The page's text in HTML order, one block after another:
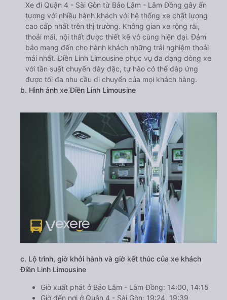
Xe đi Quận 4 - Sài Gòn từ Bảo Lâm - Lâm Đồng gây ấn
tượng với nhiều hành khách với hệ thống xe chất lượng
cao cấp nhất trên thị trường. Không gian xe rộng rãi,
thoải mái, nội thất được thiết kế vô cùng hiện đại. Đảm
bảo mang đến cho hành khách những trải nghiệm thoải
mái nhất. Điền Linh Limousine phục vụ đa dạng dòng xe
với tần suất chuyến dày đặc, tự hào có thể đáp ứng
được tối đa nhu cầu di chuyển của mọi khách hàng.
b. Hình ảnh xe Điền Linh Limousine
c. Lộ trình, giờ khởi hành và giờ kết thúc của xe khách
Điền Linh Limousine
Giờ xuất phát ở Bảo Lâm - Lâm Đồng: 14:00, 14:15
Giờ đến nơi ở Quận 4 - Sài Gòn: 19:24, 19:39